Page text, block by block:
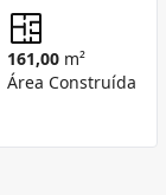
161,00 m²
Área Construída